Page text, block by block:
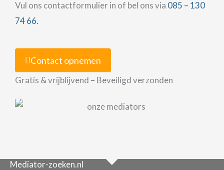
Vul ons contactformulier in of bel ons via 085 – 130
74 66.
Contact opnemen
Gratis & vrijblijvend – Beveiligd verzonden
Mediator-zoeken.nl